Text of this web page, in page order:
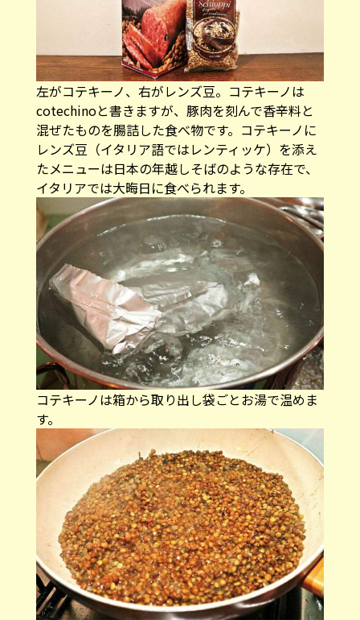
左がコテキーノ、右がレンズ豆。コテキーノは
cotechinoと書きますが、豚肉を刻んで香辛料と
混ぜたものを腸詰した食べ物です。コテキーノに
レンズ豆（イタリア語ではレンティッケ）を添え
たメニューは日本の年越しそばのような存在で、
イタリアでは大晦日に食べられます。
コテキーノは箱から取り出し袋ごとお湯で温めま
す。